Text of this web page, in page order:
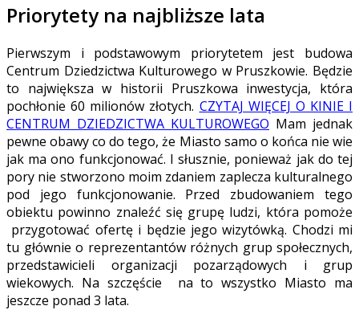
Priorytety na najbliższe lata
Pierwszym i podstawowym priorytetem jest budowa
Centrum Dziedzictwa Kulturowego w Pruszkowie. Będzie
to największa w historii Pruszkowa inwestycja, która
pochłonie 60 milionów złotych. CZYTAJ WIĘCEJ O KINIE I
CENTRUM DZIEDZICTWA KULTUROWEGO Mam jednak
pewne obawy co do tego, że Miasto samo o końca nie wie
jak ma ono funkcjonować. I słusznie, ponieważ jak do tej
pory nie stworzono moim zdaniem zaplecza kulturalnego
pod jego funkcjonowanie. Przed zbudowaniem tego
obiektu powinno znaleźć się grupę ludzi, która pomoże
przygotować ofertę i będzie jego wizytówką. Chodzi mi
tu głównie o reprezentantów różnych grup społecznych,
przedstawicieli organizacji pozarządowych i grup
wiekowych. Na szczęście na to wszystko Miasto ma
jeszcze ponad 3 lata.